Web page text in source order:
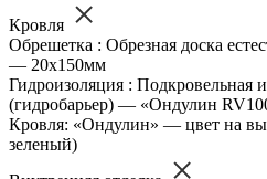
Кровля
Обрешетка : Обрезная доска
— 20х150мм
Гидроизоляция : Подкровельная
(гидробарьер) — «Ондулин
Кровля: «Ондулин» — цвет на
зеленый)